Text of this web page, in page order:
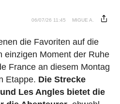
06/07/26 11:45 MIGUE A.
die Favoriten auf die
einzigen Moment der Ruhe
France an diesem Montag
Etappe. Die Strecke
Les Angles bietet die